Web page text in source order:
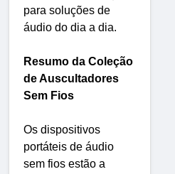
para soluções de
áudio do dia a dia.
Resumo da Coleção
de Auscultadores
Sem Fios
Os dispositivos
portáteis de áudio
sem fios estão a